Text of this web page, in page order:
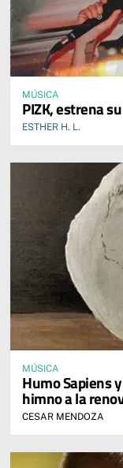
MÚSICA
PIZK, estrena
ESTHER H. L.
MÚSICA
Humo Sapiens
himno a la
CESAR MENDOZA